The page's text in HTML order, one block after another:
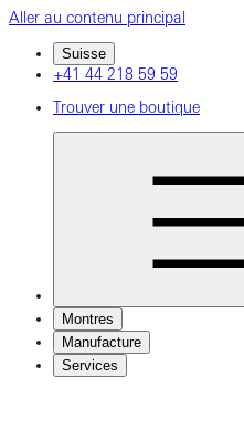
Aller au contenu principal
Suisse
+41 44 218 59 59
Trouver une boutique
Montres
Manufacture
Services